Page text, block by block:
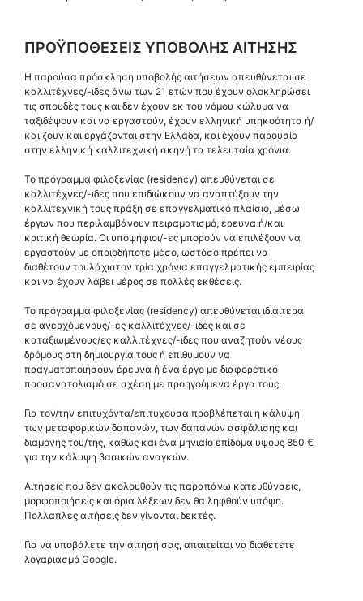
ΠΡΟΫΠΟΘΕΣΕΙΣ ΥΠΟΒΟΛΗΣ ΑΙΤΗΣΗΣ
Η παρούσα πρόσκληση υποβολής αιτήσεων απευθύνεται σε
καλλιτέχνες/-ιδες άνω των 21 ετών που έχουν ολοκληρώσει
τις σπουδές τους και δεν έχουν εκ του νόμου κώλυμα να
ταξιδέψουν και να εργαστούν, έχουν ελληνική υπηκοότητα ή/
και ζουν και εργάζονται στην Ελλάδα, και έχουν παρουσία
στην ελληνική καλλιτεχνική σκηνή τα τελευταία χρόνια.
Το πρόγραμμα φιλοξενίας (residency) απευθύνεται σε
καλλιτέχνες/-ιδες που επιδιώκουν να αναπτύξουν την
καλλιτεχνική τους πράξη σε επαγγελματικό πλαίσιο, μέσω
έργων που περιλαμβάνουν πειραματισμό, έρευνα ή/και
κριτική θεωρία. Οι υποψήφιοι/-ες μπορούν να επιλέξουν να
εργαστούν με οποιοδήποτε μέσο, ​​ωστόσο πρέπει να
διαθέτουν τουλάχιστον τρία χρόνια επαγγελματικής εμπειρίας
και να έχουν λάβει μέρος σε πολλές εκθέσεις.
Το πρόγραμμα φιλοξενίας (residency) απευθύνεται ιδιαίτερα
σε ανερχόμενους/-ες καλλιτέχνες/-ιδες και σε
καταξιωμένους/ες καλλιτέχνες/-ιδες που αναζητούν νέους
δρόμους στη δημιουργία τους ή επιθυμούν να
πραγματοποιήσουν έρευνα ή ένα έργο με διαφορετικό
προσανατολισμό σε σχέση με προηγούμενα έργα τους.
Για τον/την επιτυχόντα/επιτυχούσα προβλέπεται η κάλυψη
των μεταφορικών δαπανών, των δαπανών ασφάλισης και
διαμονής του/της, καθώς και ένα μηνιαίο επίδομα ύψους 850 €
για την κάλυψη βασικών αναγκών.
Αιτήσεις που δεν ακολουθούν τις παραπάνω κατευθύνσεις,
μορφοποιήσεις και όρια λέξεων δεν θα ληφθούν υπόψη.
Πολλαπλές αιτήσεις δεν γίνονται δεκτές.
Για να υποβάλετε την αίτησή σας, απαιτείται να διαθέτετε
λογαριασμό Google.